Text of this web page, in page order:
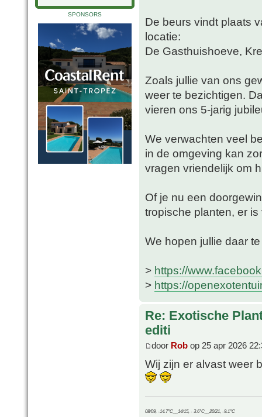
SPONSORS
De beurs vindt plaats
locatie:
De Gasthuishoeve,
Zoals jullie van ons
weer te bezichtigen.
vieren ons 5-jarig
We verwachten veel
in de omgeving kan
vragen vriendelijk om
Of je nu een
tropische planten, er
We hopen jullie daar
> https://
> https://
Re: Exotische
editi
door Rob op 25 apr 2026
Wij zijn er alvast weer
08/09, -14.7°C__14/15, - 3.6°C__20/21, -9.1°C